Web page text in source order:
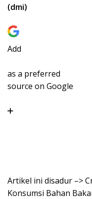
(dmi)
Add
as a preferred
source on Google
Artikel ini disadur –>
Konsumsi Bahan